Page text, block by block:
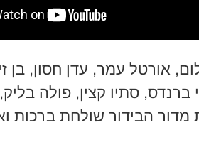
אורטל עמר, עדן חסון, בן
סתיו קצין, פולה
הבידור שולחת ברכות